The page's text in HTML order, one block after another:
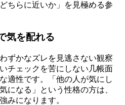
ちらに近いか」を見極める参
気を配れる
ずかなズレを見逃さない観察
チェックを苦にしない几帳面
適性です。「他の人が気にし
になる」という性格の方は、
みになります。